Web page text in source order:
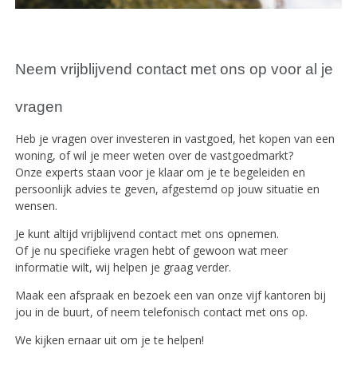
Neem vrijblijvend contact met ons op voor al je
vragen
Heb je vragen over investeren in vastgoed, het kopen van een
woning, of wil je meer weten over de vastgoedmarkt?
Onze experts staan voor je klaar om je te begeleiden en
persoonlijk advies te geven, afgestemd op jouw situatie en
wensen.
Je kunt altijd vrijblijvend contact met ons opnemen.
Of je nu specifieke vragen hebt of gewoon wat meer
informatie wilt, wij helpen je graag verder.
Maak een afspraak en bezoek een van onze vijf kantoren bij
jou in de buurt, of neem telefonisch contact met ons op.
We kijken ernaar uit om je te helpen!